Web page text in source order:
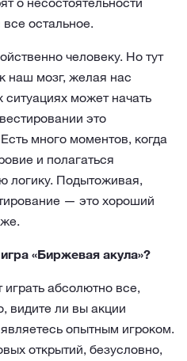
остальное.
человеку. Но тут
наш мозг, желая нас
может начать
это
много моментов, когда
и полагаться
логику. Подытоживая,
— это хороший
«Биржевая акула»?
абсолютно все,
видите ли вы акции
опытным игроком.
открытий, безусловно,